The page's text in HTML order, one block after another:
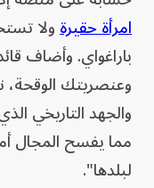
امرأة حقيرةولا
باراغواي. وأضاف
وعنصريتك الوقحة،
والجهد التاريخي
مما يفسح المجال
لبلدها".